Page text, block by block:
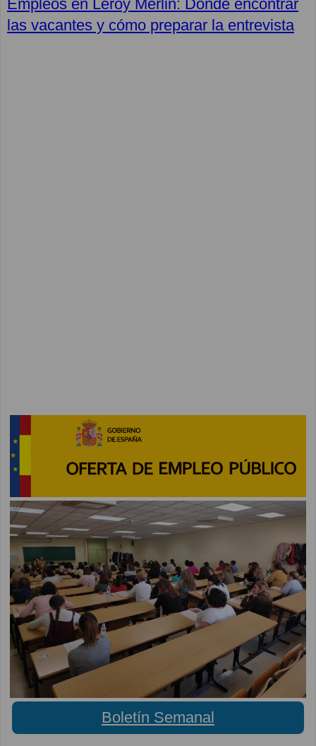
Empleos en Leroy Merlin: Dónde encontrar
las vacantes y cómo preparar la entrevista
Boletín Semanal